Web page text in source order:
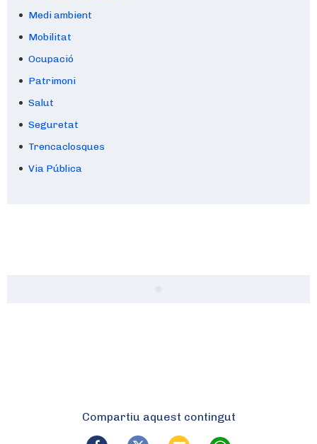
Medi ambient
Mobilitat
Ocupació
Patrimoni
Salut
Seguretat
Trencaclosques
Via Pública
Compartiu aquest contingut